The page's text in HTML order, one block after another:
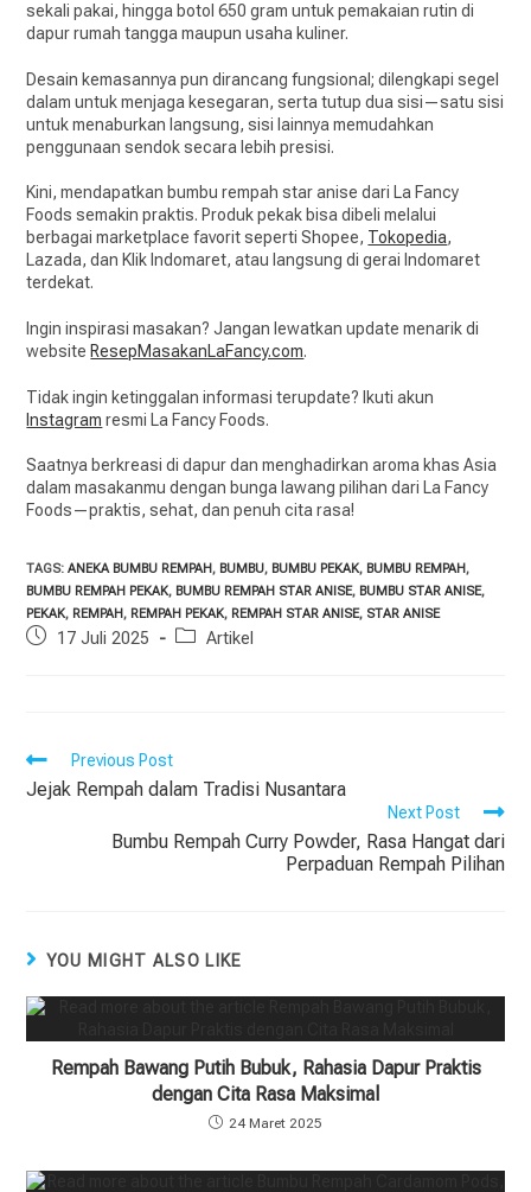
sekali pakai, hingga botol 650 gram untuk pemakaian rutin di
dapur rumah tangga maupun usaha kuliner.
Desain kemasannya pun dirancang fungsional; dilengkapi segel
dalam untuk menjaga kesegaran, serta tutup dua sisi—satu sisi
untuk menaburkan langsung, sisi lainnya memudahkan
penggunaan sendok secara lebih presisi.
Kini, mendapatkan bumbu rempah star anise dari La Fancy
Foods semakin praktis. Produk pekak bisa dibeli melalui
berbagai marketplace favorit seperti Shopee, Tokopedia,
Lazada, dan Klik Indomaret, atau langsung di gerai Indomaret
terdekat.
Ingin inspirasi masakan? Jangan lewatkan update menarik di
website ResepMasakanLaFancy.com.
Tidak ingin ketinggalan informasi terupdate? Ikuti akun
Instagram resmi La Fancy Foods.
Saatnya berkreasi di dapur dan menghadirkan aroma khas Asia
dalam masakanmu dengan bunga lawang pilihan dari La Fancy
Foods—praktis, sehat, dan penuh cita rasa!
TAGS:ANEKA BUMBU REMPAH , BUMBU, BUMBU PEKAK, BUMBU REMPAH ,
BUMBU REMPAH PEKAK, BUMBU REMPAH STAR ANISE, BUMBU STAR ANISE,
PEKAK, REMPAH , REMPAH PEKAK, REMPAH STAR ANISE, STAR ANISE
17 Juli 2025 Artikel
Previous Post
Jejak Rempah dalam Tradisi Nusantara
Next Post
Bumbu Rempah Curry Powder, Rasa Hangat dari
Perpaduan Rempah Pilihan
YOU MIGHT ALSO LIKE
Rempah Bawang Putih Bubuk, Rahasia Dapur Praktis
dengan Cita Rasa Maksimal
24 Maret 2025